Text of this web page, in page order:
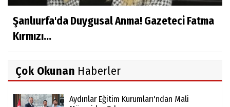
Şanlıurfa'da Duygusal Anma! Gazeteci Fatma
Kırmızı...
Çok Okunan Haberler
Aydınlar Eğitim Kurumları'ndan Mali